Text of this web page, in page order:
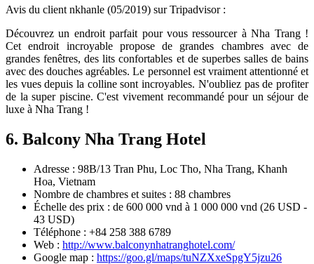
Avis du client nkhanle (05/2019) sur Tripadvisor :
Découvrez un endroit parfait pour vous ressourcer à Nha Trang !
Cet endroit incroyable propose de grandes chambres avec de
grandes fenêtres, des lits confortables et de superbes salles de bains
avec des douches agréables. Le personnel est vraiment attentionné et
les vues depuis la colline sont incroyables. N'oubliez pas de profiter
de la super piscine. C'est vivement recommandé pour un séjour de
luxe à Nha Trang !
6. Balcony Nha Trang Hotel
Adresse : 98B/13 Tran Phu, Loc Tho, Nha Trang, Khanh
Hoa, Vietnam
Nombre de chambres et suites : 88 chambres
Échelle des prix : de 600 000 vnd à 1 000 000 vnd (26 USD -
43 USD)
Téléphone : +84 258 388 6789
Web : http://www.balconynhatranghotel.com/
Google map : https://goo.gl/maps/tuNZXxeSpgY5jzu26